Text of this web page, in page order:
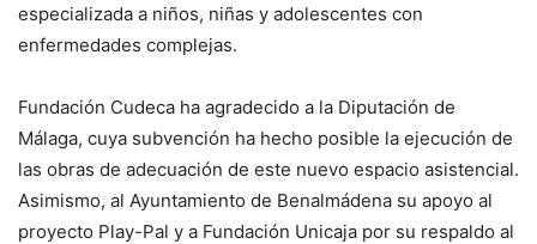
especializada a niños, niñas y adolescentes con
enfermedades complejas.
Fundación Cudeca ha agradecido a la Diputación de
Málaga, cuya subvención ha hecho posible la ejecución de
las obras de adecuación de este nuevo espacio asistencial.
Asimismo, al Ayuntamiento de Benalmádena su apoyo al
proyecto Play-Pal y a Fundación Unicaja por su respaldo al